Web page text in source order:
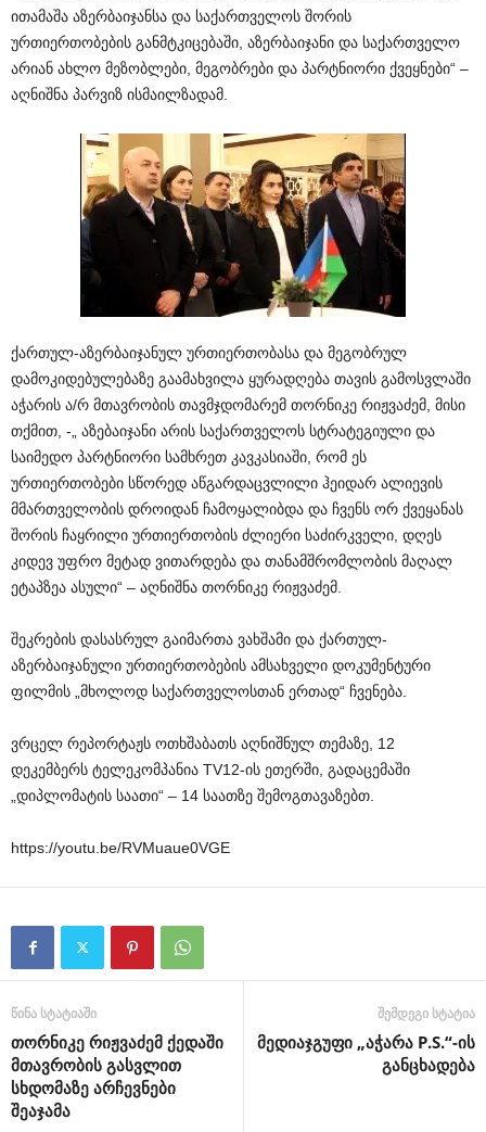
ითამაშა აზერბაიჯანსა და საქართველოს შორის
ურთიერთობების განმტკიცებაში, აზერბაიჯანი და საქართველო
არიან ახლო მეზობლები, მეგობრები და პარტნიორი ქვეყნები“ –
აღნიშნა პარვიზ ისმაილზადამ.
ქართულ-აზერბაიჯანულ ურთიერთობასა და მეგობრულ
დამოკიდებულებაზე გაამახვილა ყურადღება თავის გამოსვლაში
აჭარის ა/რ მთავრობის თავმჯდომარემ თორნიკე რიჟვაძემ, მისი
თქმით, -„ აზებაიჯანი არის საქართველოს სტრატეგიული და
საიმედო პარტნიორი სამხრეთ კავკასიაში, რომ ეს
ურთიერთობები სწორედ აწგარდაცვლილი ჰეიდარ ალიევის
მმართველობის დროიდან ჩამოყალიბდა და ჩვენს ორ ქვეყანას
შორის ჩაყრილი ურთიერთობის ძლიერი საძირკველი, დღეს
კიდევ უფრო მეტად ვითარდება და თანამშრომლობის მაღალ
ეტაპზეა ასული“ – აღნიშნა თორნიკე რიჟვაძემ.
შეკრების დასასრულ გაიმართა ვახშამი და ქართულ-
აზერბაიჯანული ურთიერთობების ამსახველი დოკუმენტური
ფილმის „მხოლოდ საქართველოსთან ერთად“ ჩვენება.
ვრცელ რეპორტაჟს ოთხშაბათს აღნიშნულ თემაზე, 12
დეკემბერს ტელეკომპანია TV12-ის ეთერში, გადაცემაში
„დიპლომატის საათი“ – 14 საათზე შემოგთავაზებთ.
https://youtu.be/RVMuaue0VGE
წინა სტატიაში
თორნიკე რიჟვაძემ ქედაში
მთავრობის გასვლით
სხდომაზე არჩევნები
შეაჯამა
შემდეგი სტატია
მედიაჯგუფი „აჭარა P.S.“-ის
განცხადება